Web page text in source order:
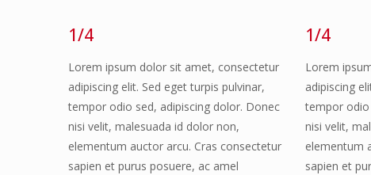
1/4
Lorem ipsum dolor sit amet, consectetur
adipiscing elit. Sed eget turpis pulvinar,
tempor odio sed, adipiscing dolor. Donec
nisi velit, malesuada id dolor non,
elementum auctor arcu. Cras consectetur
sapien et purus posuere, ac amel
1/4
Lorem
adipiscing
tempor odio
nisi velit,
elementum
sapien et